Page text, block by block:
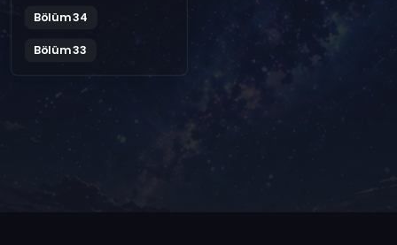
Bölüm 34
Bölüm 33